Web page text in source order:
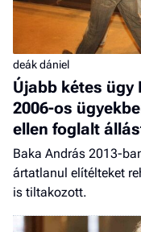
deák dániel
Újabb kétes ügy
2006-os
ellen foglalt
Baka András 2013-
ártatlanul elítélteket
is tiltakozott.